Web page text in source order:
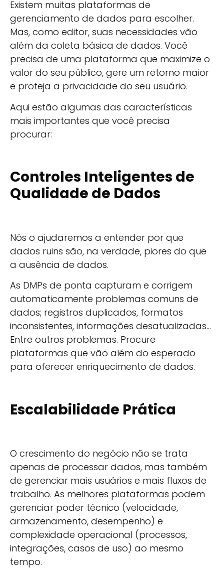
Existem muitas plataformas de
gerenciamento de dados para escolher.
Mas, como editor, suas necessidades vão
além da coleta básica de dados. Você
precisa de uma plataforma que maximize o
valor do seu público, gere um retorno maior
e proteja a privacidade do seu usuário.
Aqui estão algumas das características
mais importantes que você precisa
procurar:
Controles Inteligentes de
Qualidade de Dados
Nós o ajudaremos a entender por que
dados ruins são, na verdade, piores do que
a ausência de dados.
As DMPs de ponta capturam e corrigem
automaticamente problemas comuns de
dados; registros duplicados, formatos
inconsistentes, informações desatualizadas...
Entre outros problemas. Procure
plataformas que vão além do esperado
para oferecer enriquecimento de dados.
Escalabilidade Prática
O crescimento do negócio não se trata
apenas de processar dados, mas também
de gerenciar mais usuários e mais fluxos de
trabalho. As melhores plataformas podem
gerenciar poder técnico (velocidade,
armazenamento, desempenho) e
complexidade operacional (processos,
integrações, casos de uso) ao mesmo
tempo.